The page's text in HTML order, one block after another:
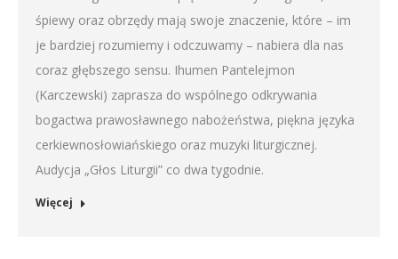
śpiewy oraz obrzędy mają swoje znaczenie, które – im
je bardziej rozumiemy i odczuwamy – nabiera dla nas
coraz głębszego sensu. Ihumen Pantelejmon
(Karczewski) zaprasza do wspólnego odkrywania
bogactwa prawosławnego nabożeństwa, piękna języka
cerkiewnosłowiańskiego oraz muzyki liturgicznej.
Audycja „Głos Liturgii” co dwa tygodnie.
Więcej